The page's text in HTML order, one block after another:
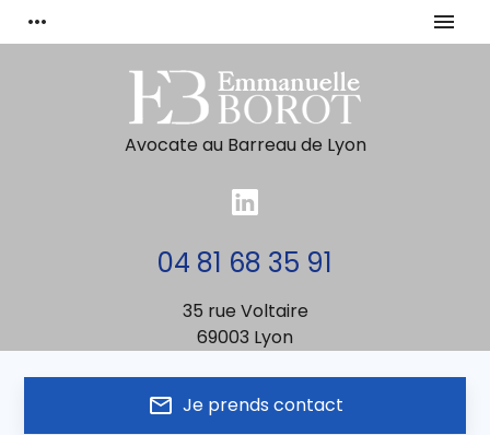
more_horiz menu
Avocate au Barreau de Lyon
04 81 68 35 91
35 rue Voltaire
69003 Lyon
mail_outline Je prends contact